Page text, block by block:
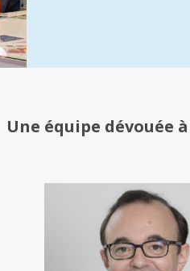
Une équipe dévouée